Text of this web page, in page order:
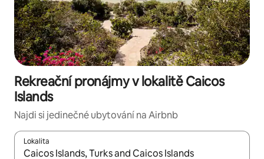
Rekreační pronájmy v lokalitě Caicos
Islands
Najdi si jedinečné ubytování na Airbnb
Lokalita
Až budou výsledky k dispozici, můžeš si je procházet pomocí